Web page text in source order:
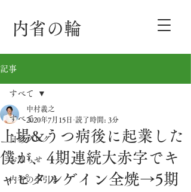
内省の輪
記事
すべて
自叙ブログ
お知らせ
内省の手引き
すべて
上場&うつ病後に起業した
僕が、4期連続大赤字でキ
ャピタルゲイン全焼→5期
中村義之
2020年7月15日 読了時間: 3分